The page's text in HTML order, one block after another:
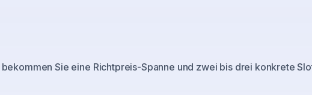
Sie eine Richtpreis-Spanne und zwei bis drei konkrete